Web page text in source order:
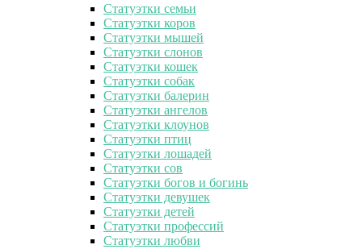
Статуэтки семьи
Статуэтки коров
Статуэтки мышей
Статуэтки слонов
Статуэтки кошек
Статуэтки собак
Статуэтки балерин
Статуэтки ангелов
Статуэтки клоунов
Статуэтки птиц
Статуэтки лошадей
Статуэтки сов
Статуэтки богов и богинь
Статуэтки девушек
Статуэтки детей
Статуэтки профессий
Статуэтки любви